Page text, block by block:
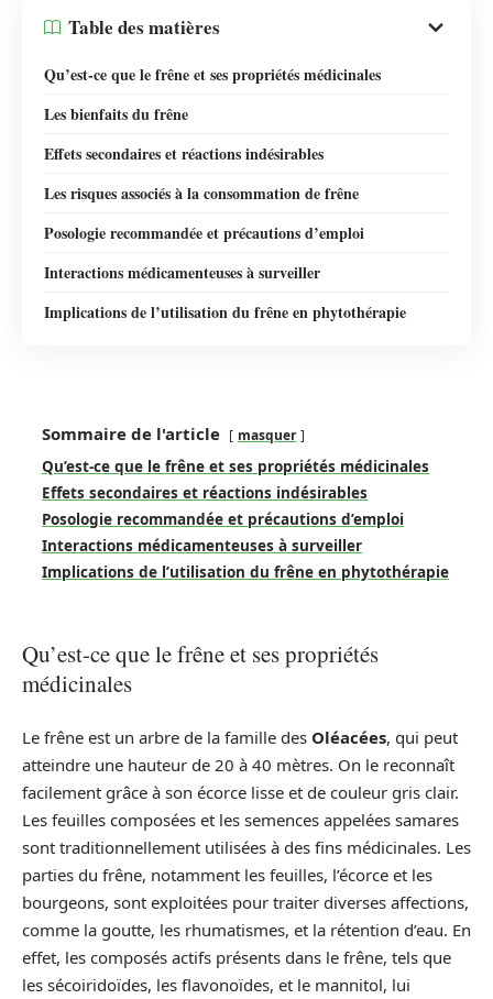
Table des matières
Qu’est-ce que le frêne et ses propriétés médicinales
Les bienfaits du frêne
Effets secondaires et réactions indésirables
Les risques associés à la consommation de frêne
Posologie recommandée et précautions d’emploi
Interactions médicamenteuses à surveiller
Implications de l’utilisation du frêne en phytothérapie
Sommaire de l'article masquer
Qu’est-ce que le frêne et ses propriétés médicinales
Effets secondaires et réactions indésirables
Posologie recommandée et précautions d’emploi
Interactions médicamenteuses à surveiller
Implications de l’utilisation du frêne en phytothérapie
Qu’est-ce que le frêne et ses propriétés
médicinales
Le frêne est un arbre de la famille des Oléacées, qui peut
atteindre une hauteur de 20 à 40 mètres. On le reconnaît
facilement grâce à son écorce lisse et de couleur gris clair.
Les feuilles composées et les semences appelées samares
sont traditionnellement utilisées à des fins médicinales. Les
parties du frêne, notamment les feuilles, l’écorce et les
bourgeons, sont exploitées pour traiter diverses affections,
comme la goutte, les rhumatismes, et la rétention d’eau. En
effet, les composés actifs présents dans le frêne, tels que
les sécoiridoïdes, les flavonoïdes, et le mannitol, lui